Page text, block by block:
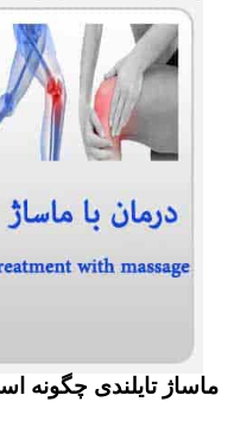
ماساژ تایلندی چگونه